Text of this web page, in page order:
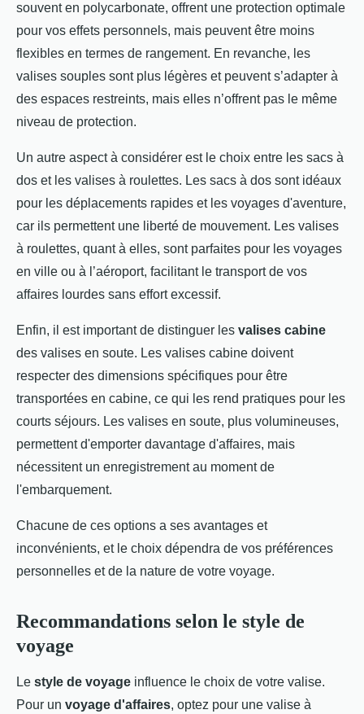
souvent en polycarbonate, offrent une protection optimale
pour vos effets personnels, mais peuvent être moins
flexibles en termes de rangement. En revanche, les
valises souples sont plus légères et peuvent s’adapter à
des espaces restreints, mais elles n’offrent pas le même
niveau de protection.
Un autre aspect à considérer est le choix entre les sacs à
dos et les valises à roulettes. Les sacs à dos sont idéaux
pour les déplacements rapides et les voyages d'aventure,
car ils permettent une liberté de mouvement. Les valises
à roulettes, quant à elles, sont parfaites pour les voyages
en ville ou à l’aéroport, facilitant le transport de vos
affaires lourdes sans effort excessif.
Enfin, il est important de distinguer les valises cabine
des valises en soute. Les valises cabine doivent
respecter des dimensions spécifiques pour être
transportées en cabine, ce qui les rend pratiques pour les
courts séjours. Les valises en soute, plus volumineuses,
permettent d'emporter davantage d'affaires, mais
nécessitent un enregistrement au moment de
l'embarquement.
Chacune de ces options a ses avantages et
inconvénients, et le choix dépendra de vos préférences
personnelles et de la nature de votre voyage.
Recommandations selon le style de
voyage
Le style de voyage influence le choix de votre valise.
Pour un voyage d'affaires, optez pour une valise à